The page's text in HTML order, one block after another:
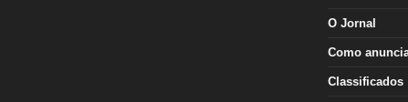
O Jornal
Como
Classificados